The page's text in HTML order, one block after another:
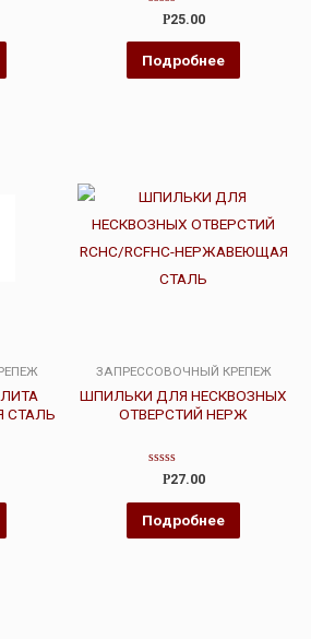
Оценка
из
Р25.00
Подробнее
СТАЛЬ
ЗАПРЕССОВОЧНЫЙ КРЕПЕЖ
ШПИЛЬКИ ДЛЯ НЕСКВОЗНЫХ
ОТВЕРСТИЙ НЕРЖ
Оценка
из
Р27.00
Подробнее